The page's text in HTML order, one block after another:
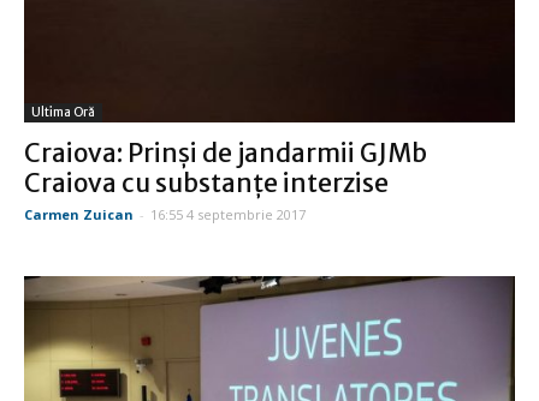
Ultima Oră
Craiova: Prinşi de jandarmii GJMb
Craiova cu substanţe interzise
Carmen Zuican - 16:55 4 septembrie 2017